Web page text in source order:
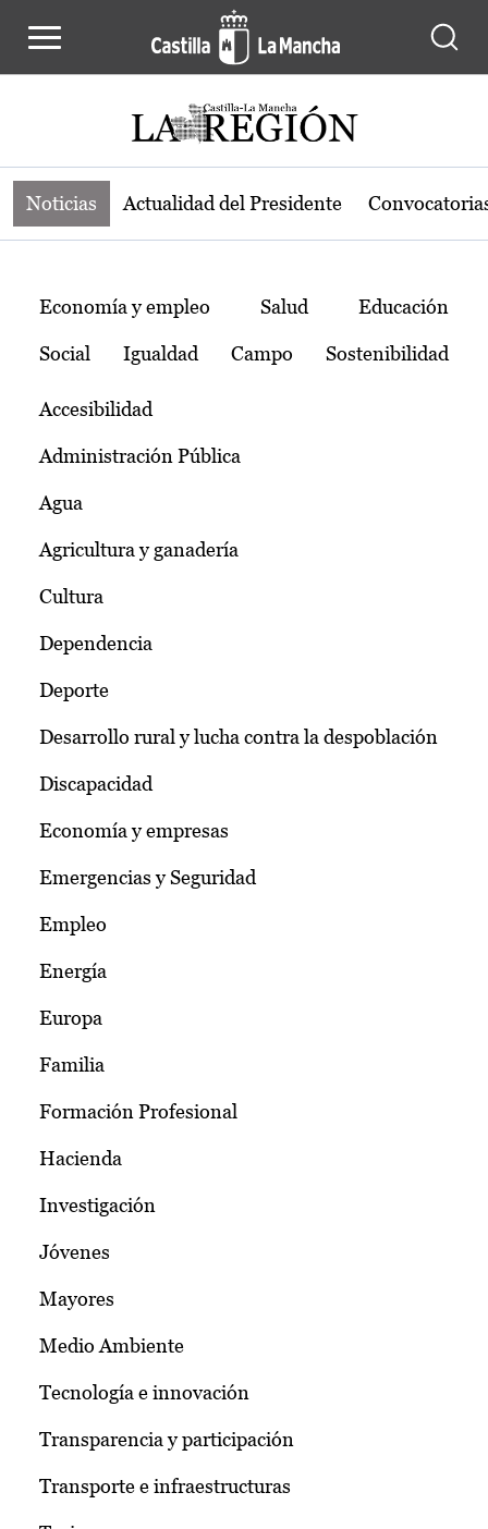
Noticias de la región de Castilla-La
Noticias Actualidad del Presidente
Temas
Economía y empleo Salud Educación
Social Igualdad Campo Sostenibilidad
Accesibilidad
Administración Pública
Agua
Agricultura y ganadería
Cultura
Dependencia
Deporte
Desarrollo rural y lucha contra la despoblación
Discapacidad
Economía y empresas
Emergencias y Seguridad
Empleo
Energía
Europa
Familia
Formación Profesional
Hacienda
Investigación
Jóvenes
Mayores
Medio Ambiente
Tecnología e innovación
Transparencia y participación
Transporte e infraestructuras